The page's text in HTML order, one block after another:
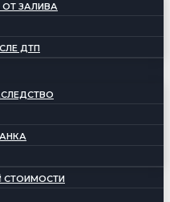
ЗАЛИВА
ДТП
СТОИМОСТИ